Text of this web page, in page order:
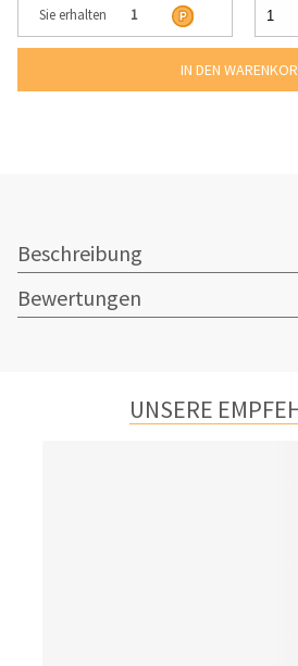
Sie erhalten 1
Beschreibung
Bewertungen
UNSERE